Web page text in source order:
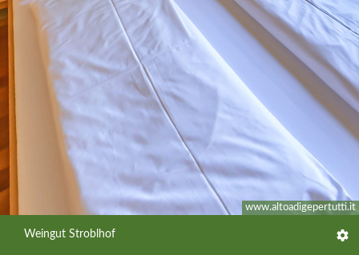
www.altoadigepertutti.it
Weingut Stroblhof